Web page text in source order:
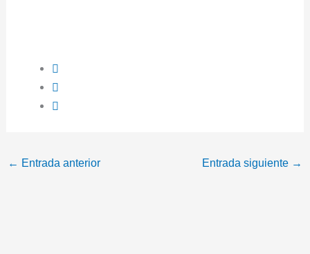
← Entrada anterior Entrada siguiente →